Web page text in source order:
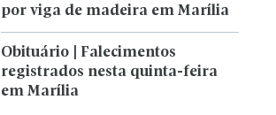
por viga de madeira em Marília
Obituário | Falecimentos
registrados nesta quinta-feira
em Marília